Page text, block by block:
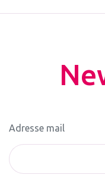
Adresse mail